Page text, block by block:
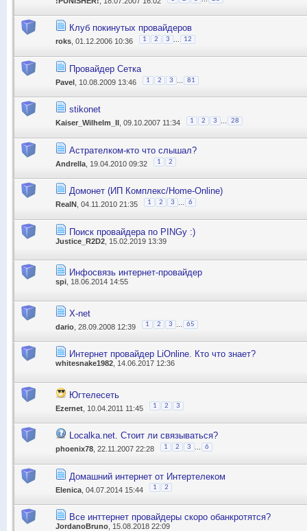
Клуб покинутых провайдеров
roks , 01.12.2006 10:36 1 2 3 12
Провайдер Сетка
Pavel , 10.08.2009 13:46 1 2 3 81
stikonet
Kaiser_Wilhelm_II , 09.10.2007 11:34 1 2 3 28
Астрателком-кто что слышал?
Andrella , 19.04.2010 09:32 1 2
Домонет (ИП Комплекс/Home-Online)
RealN , 04.11.2010 21:35 1 2 3 6
Поиск провайдера по PINGу :)
Justice_R2D2 , 15.02.2019 13:39
Инфосвязь интернет-провайдер
spi , 18.06.2014 14:55
X-net
dario , 28.09.2008 12:39 1 2 3 65
Интернет провайдер LiOnline. Кто что знает?
whitesnake1982 , 14.06.2017 12:36
Югтелесеть
Ezernet , 10.04.2011 11:45 1 2 3
Localka.net. Стоит ли связываться?
phoenix78 , 22.11.2007 22:28 1 2 3 6
Домашний интернет от Интертелеком
Elenica , 04.07.2014 15:44 1 2
Все инттернет провайдеры скоро обанкротятся?
JordanoBruno , 15.08.2018 22:09